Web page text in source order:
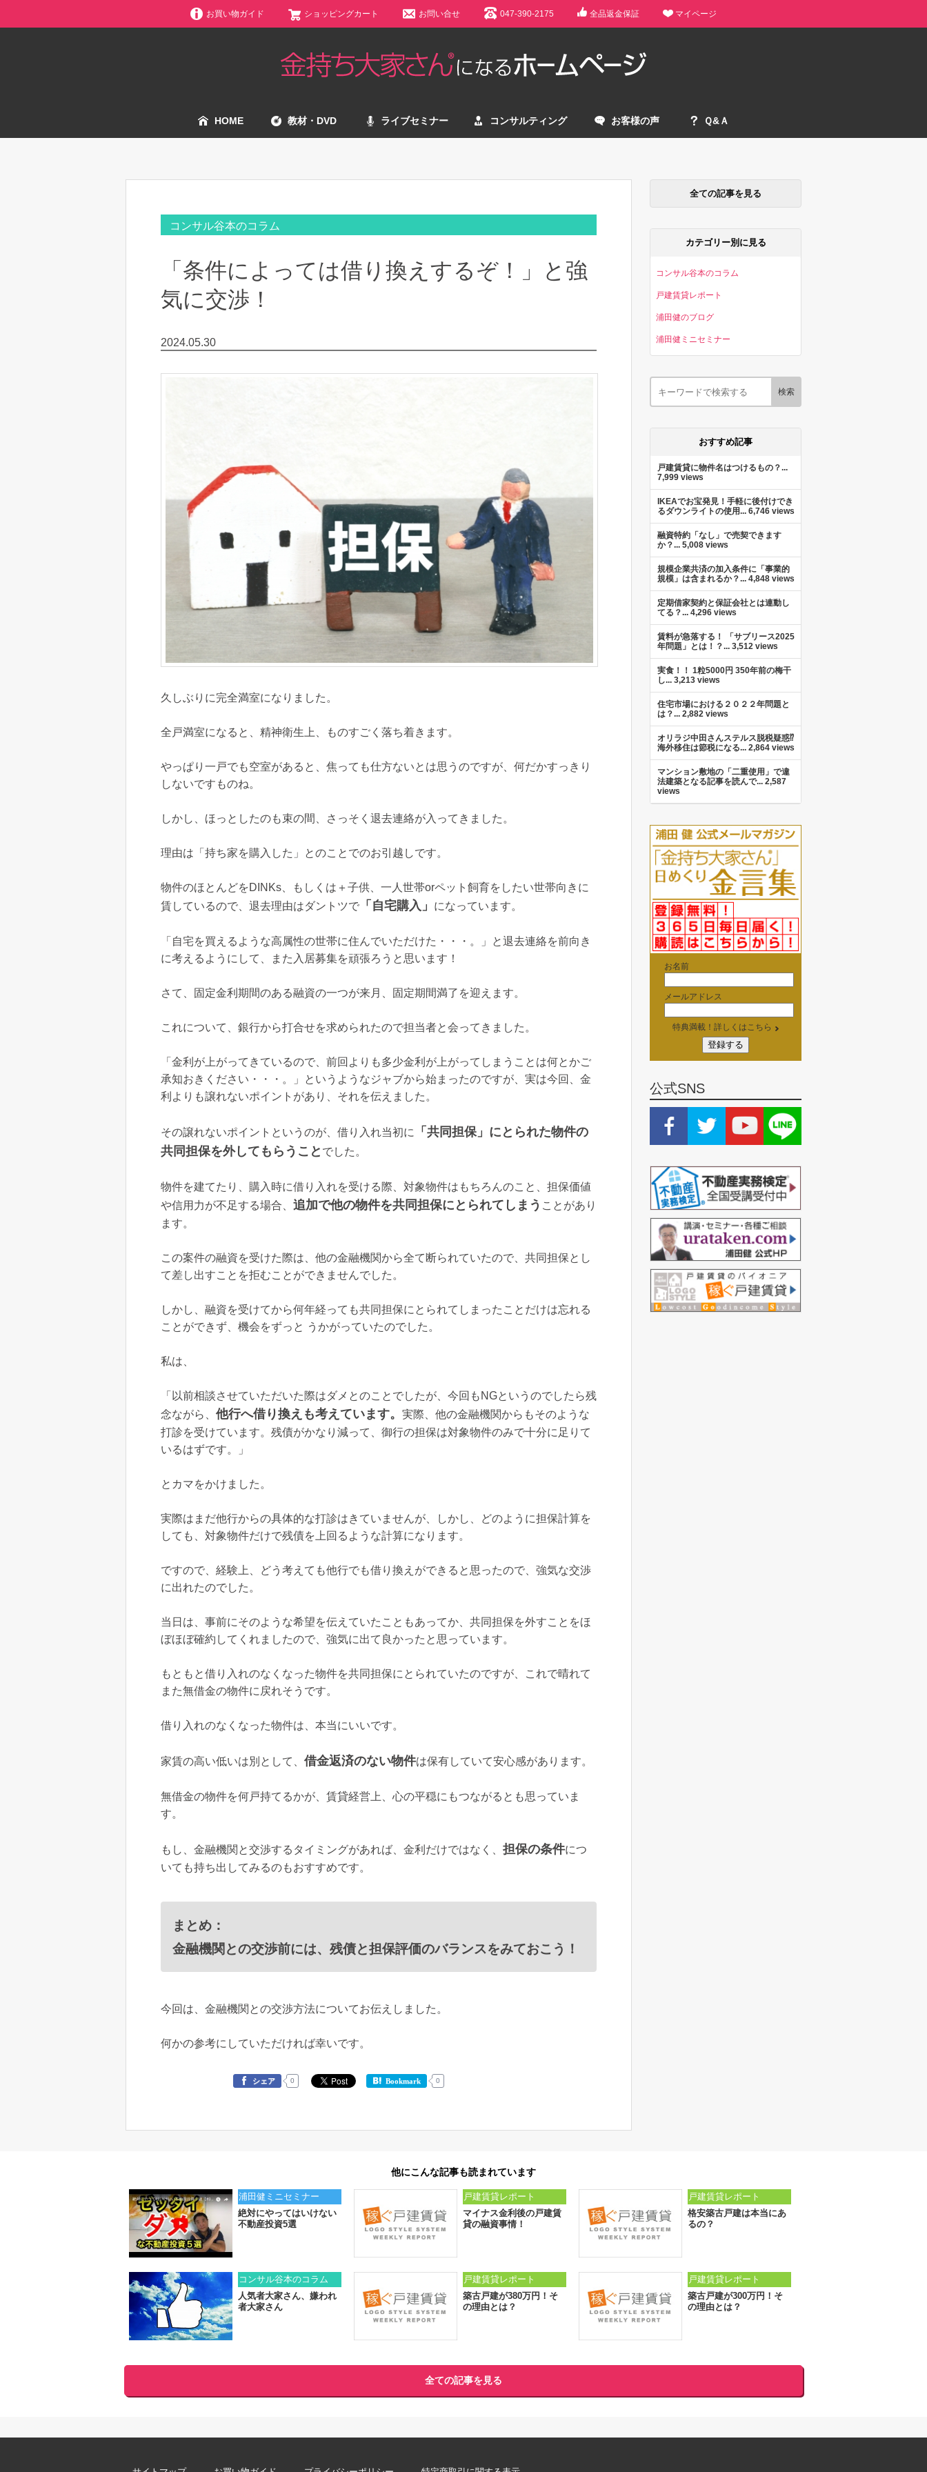
お買い物ガイド ショッピングカート お問い合せ 047-390-2175 全品返金保証 マイページ
HOME 教材・DVD ライブセミナー コンサルティング お客様の声 Ｑ&Ａ
コンサル谷本のコラム
「条件によっては借り換えするぞ！」と強
気に交渉！
2024.05.30
久しぶりに完全満室になりました。
全戸満室になると、精神衛生上、ものすごく落ち着きます。
やっぱり一戸でも空室があると、焦っても仕方ないとは思うのですが、何だかすっきり
しないですものね。
しかし、ほっとしたのも束の間、さっそく退去連絡が入ってきました。
理由は「持ち家を購入した」とのことでのお引越しです。
物件のほとんどをDINKs、もしくは＋子供、一人世帯orペット飼育をしたい世帯向きに
賃しているので、退去理由はダントツで 「自宅購入」 になっています。
「自宅を買えるような高属性の世帯に住んでいただけた・・・。」と退去連絡を前向き
に考えるようにして、また入居募集を頑張ろうと思います！
さて、固定金利期間のある融資の一つが来月、固定期間満了を迎えます。
これについて、銀行から打合せを求められたので担当者と会ってきました。
「金利が上がってきているので、前回よりも多少金利が上がってしまうことは何とかご
承知おきください・・・。」というようなジャブから始まったのですが、実は今回、金
利よりも譲れないポイントがあり、それを伝えました。
その譲れないポイントというのが、借り入れ当初に
「共同担保」にとられた物件の
共同担保を外してもらうこと でした。
物件を建てたり、購入時に借り入れを受ける際、対象物件はもちろんのこと、担保価値
や信用力が不足する場合、 追加で他の物件を共同担保にとられてしまう ことがあり
ます。
この案件の融資を受けた際は、他の金融機関から全て断られていたので、共同担保とし
て差し出すことを拒むことができませんでした。
しかし、融資を受けてから何年経っても共同担保にとられてしまったことだけは忘れる
ことができず、機会をずっと うかがっていたのでした。
私は、
「以前相談させていただいた際はダメとのことでしたが、今回もNGというのでしたら残
念ながら、 他行へ借り換えも考えています。 実際、他の金融機関からもそのような
打診を受けています。残債がかなり減って、御行の担保は対象物件のみで十分に足りて
いるはずです。」
とカマをかけました。
実際はまだ他行からの具体的な打診はきていませんが、しかし、どのように担保計算を
しても、対象物件だけで残債を上回るような計算になります。
ですので、経験上、どう考えても他行でも借り換えができると思ったので、強気な交渉
に出れたのでした。
当日は、事前にそのような希望を伝えていたこともあってか、共同担保を外すことをほ
ぼほぼ確約してくれましたので、強気に出て良かったと思っています。
もともと借り入れのなくなった物件を共同担保にとられていたのですが、これで晴れて
また無借金の物件に戻れそうです。
借り入れのなくなった物件は、本当にいいです。
家賃の高い低いは別として、 借金返済のない物件は保有していて安心感があります。
無借金の物件を何戸持てるかが、賃貸経営上、心の平穏にもつながるとも思っていま
す。
もし、金融機関と交渉するタイミングがあれば、金利だけではなく、 担保の条件につ
いても持ち出してみるのもおすすめです。
まとめ：
金融機関との交渉前には、残債と担保評価のバランスをみておこう！
今回は、金融機関との交渉方法についてお伝えしました。
何かの参考にしていただければ幸いです。
シェア 0 Bookmark 0
全ての記事を見る
カテゴリー別に見る
コンサル谷本のコラム
戸建賃貸レポート
浦田健のブログ
浦田健ミニセミナー
おすすめ記事
戸建賃貸に物件名はつけるもの？...
7,999 views
IKEAでお宝発見！手軽に後付けでき
るダウンライトの使用... 6,746 views
融資特約「なし」で売契できます
か？... 5,008 views
規模企業共済の加入条件に「事業的
規模」は含まれるか？... 4,848 views
定期借家契約と保証会社とは連動し
てる？... 4,296 views
賃料が急落する！ 「サブリース2025
年問題」とは！？... 3,512 views
実食！！ 1粒5000円 350年前の梅干
し... 3,213 views
住宅市場における２０２２年問題と
は？... 2,882 views
オリラジ中田さんステルス脱税疑惑⁉︎
海外移住は節税になる... 2,864 views
マンション敷地の「二重使用」で違
法建築となる記事を読んで... 2,587
views
お名前
メールアドレス
特典満載！詳しくはこちら
公式SNS
他にこんな記事も読まれています
浦田健ミニセミナー
絶対にやってはいけない
不動産投資5選
戸建賃貸レポート
マイナス金利後の戸建賃
貸の融資事情！
戸建賃貸レポート
格安築古戸建は本当にあ
るの？
コンサル谷本のコラム
人気者大家さん、嫌われ
者大家さん
戸建賃貸レポート
築古戸建が380万円！そ
の理由とは？
戸建賃貸レポート
築古戸建が300万円！そ
の理由とは？
全ての記事を見る